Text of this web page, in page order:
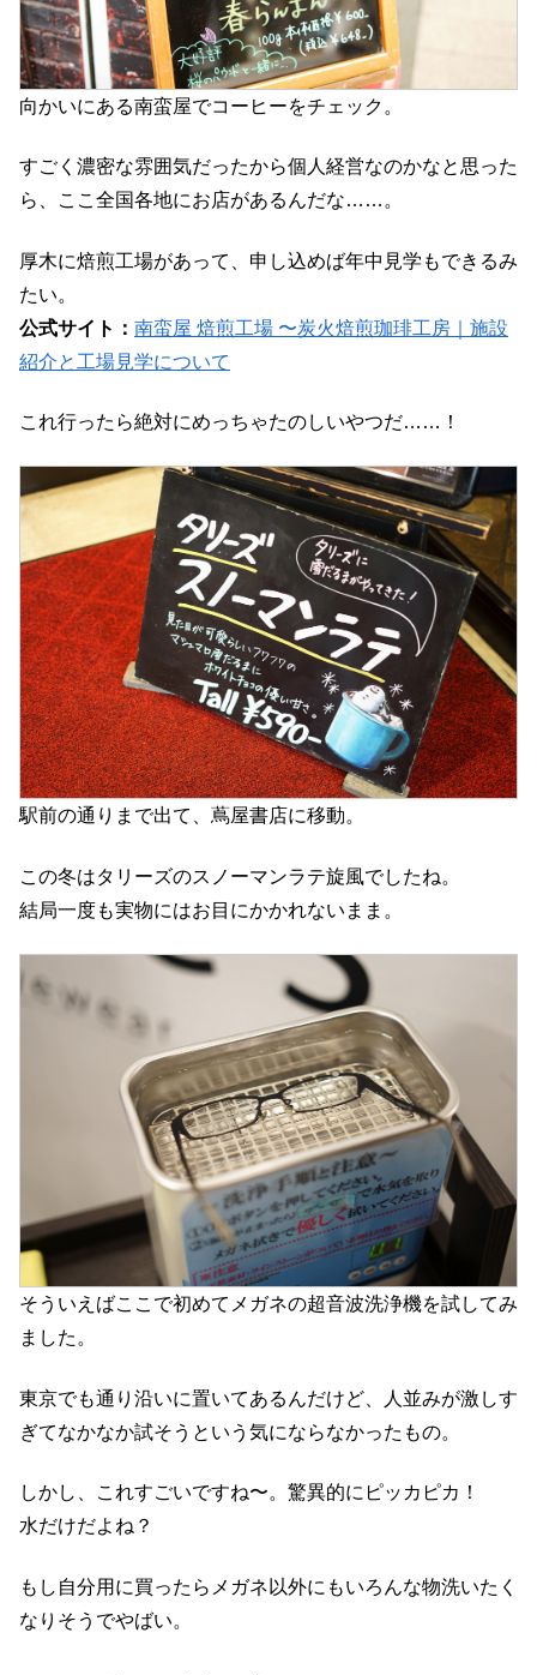
向かいにある南蛮屋でコーヒーをチェック。
すごく濃密な雰囲気だったから個人経営なのかなと思った
ら、ここ全国各地にお店があるんだな……。
厚木に焙煎工場があって、申し込めば年中見学もできるみ
たい。
公式サイト： 南蛮屋 焙煎工場 〜炭火焙煎珈琲工房｜施設
紹介と工場見学について
これ行ったら絶対にめっちゃたのしいやつだ……！
駅前の通りまで出て、蔦屋書店に移動。
この冬はタリーズのスノーマンラテ旋風でしたね。
結局一度も実物にはお目にかかれないまま。
そういえばここで初めてメガネの超音波洗浄機を試してみ
ました。
東京でも通り沿いに置いてあるんだけど、人並みが激しす
ぎてなかなか試そうという気にならなかったもの。
しかし、これすごいですね〜。驚異的にピッカピカ！
水だけだよね？
もし自分用に買ったらメガネ以外にもいろんな物洗いたく
なりそうでやばい。